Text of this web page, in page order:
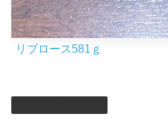
リブロース581ｇ